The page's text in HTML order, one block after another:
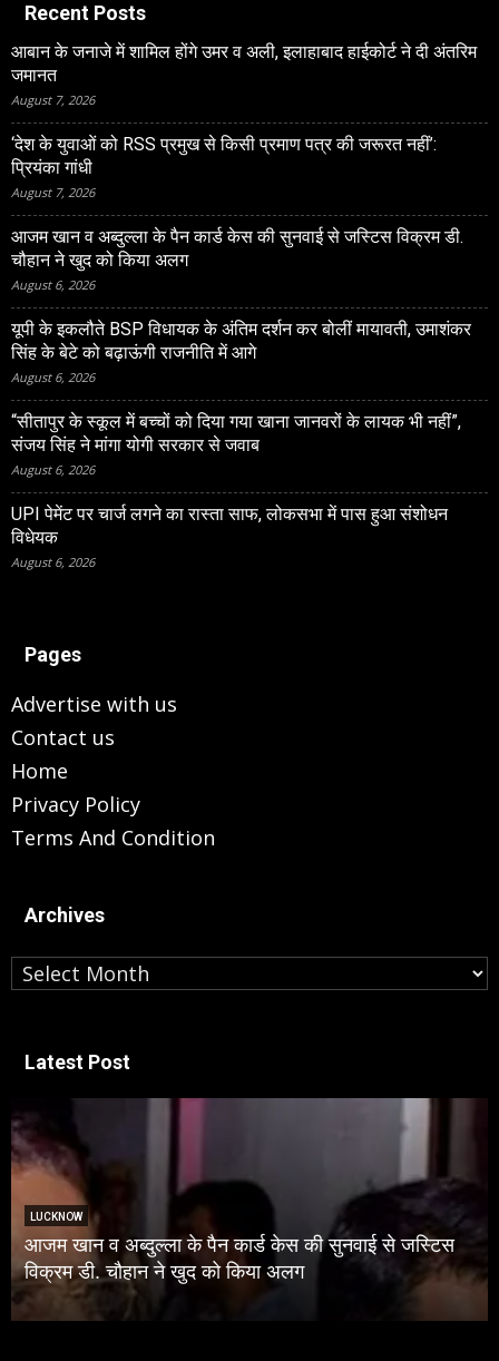
Recent Posts
आबान के जनाजे में शामिल होंगे उमर व अली, इलाहाबाद हाईकोर्ट ने दी अंतरिम
जमानत
August 7, 2026
‘देश के युवाओं को RSS प्रमुख से किसी प्रमाण पत्र की जरूरत नहीं’:
प्रियंका गांधी
August 7, 2026
आजम खान व अब्दुल्ला के पैन कार्ड केस की सुनवाई से जस्टिस विक्रम डी.
चौहान ने खुद को किया अलग
August 6, 2026
यूपी के इकलौते BSP विधायक के अंतिम दर्शन कर बोलीं मायावती, उमाशंकर
सिंह के बेटे को बढ़ाऊंगी राजनीति में आगे
August 6, 2026
“सीतापुर के स्‍कूल में बच्‍चों को दिया गया खाना जानवरों के लायक भी नहीं”,
संजय सिंह ने मांगा योगी सरकार से जवाब
August 6, 2026
UPI पेमेंट पर चार्ज लगने का रास्ता साफ, लोकसभा में पास हुआ संशोधन
विधेयक
August 6, 2026
Pages
Advertise with us
Contact us
Home
Privacy Policy
Terms And Condition
Archives
Archives
Latest Post
के पैन कार्ड केस की सुनवाई से जस्टिस
ने खुद को किया अलग
LUCKNOW
यूपी के इकलौते
मायावती,